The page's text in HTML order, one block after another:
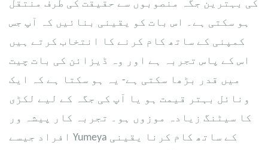
کی بہترین جگہ منصوبوں سے حقیقت کی طرف منتقل
ہو سکتی ہے۔ اس بات کو یقینی بنائیں کہ آپ جس
کمپنی کے ساتھ کام کرنے کا انتخاب کرتے ہیں
اس کے پاس تجربہ ہے اور وہ ڈیزائن کی بات چیت
میں قدر بڑھا سکتی ہے- یہ ہو سکتا ہے کہ ایک
ونائل بہتر قیمت ہو یا آپ کی جگہ کے لیے لکڑی
کا سیٹنگ زیادہ موزوں ہو۔ تجربہ کار پیشہ ور
افراد جیسے Yumeya کے ساتھ کام کرنا یقینی